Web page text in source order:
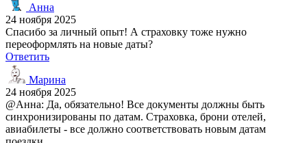
Анна
24 ноября 2025
Спасибо за личный опыт! А страховку тоже нужно
переоформлять на новые даты?
Ответить
Марина
24 ноября 2025
@Анна: Да, обязательно! Все документы должны быть
синхронизированы по датам. Страховка, брони отелей,
авиабилеты - все должно соответствовать новым датам